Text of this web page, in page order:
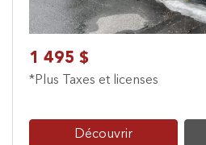
1 495 $
*Plus Taxes et licenses
Découvrir